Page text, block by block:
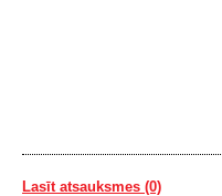
Lasīt atsauksmes (0)